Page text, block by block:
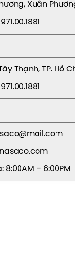
Xuân
Thạnh, TP. Hồ
8:00AM – 6:00PM